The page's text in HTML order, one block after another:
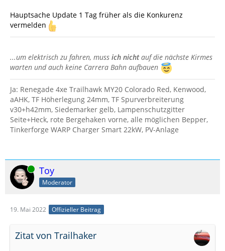
Hauptsache Update 1 Tag früher als die Konkurenz
vermelden
...um elektrisch zu fahren, muss ich nichtauf die nächste Kirmes
warten und auch keine Carrera Bahn aufbauen
Ja: Renegade 4xe Trailhawk MY20 Colorado Red, Kenwood,
aAHK, TF Höherlegung 24mm, TF Spurverbreiterung
v30+h42mm, Siedemarker gelb, Lampenschutzgitter
Seite+Heck, rote Bergehaken vorne, alle möglichen Bepper,
Tinkerforge WARP Charger Smart 22kW, PV-Anlage
Online Toy
Moderator
19. Mai 2022 Offizieller Beitrag
Zitat von Trailhaker